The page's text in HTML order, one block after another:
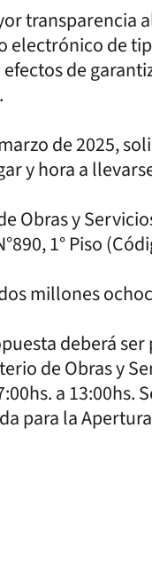
transparencia
electrónico de
de
de 2025,
y hora a
Obras y
1° Piso
millones
deberá
de Obras y
a 13:00hs.
para la